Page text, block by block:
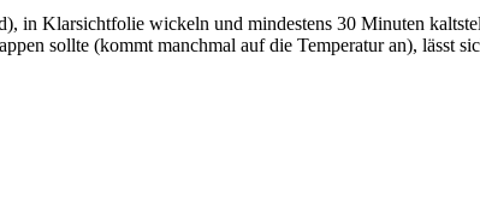
in Klarsichtfolie wickeln und mindestens 30 Minuten
sollte (kommt manchmal auf die Temperatur an), lässt